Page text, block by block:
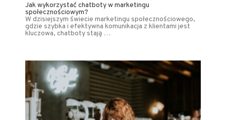
Jak wykorzystać chatboty w marketingu
społecznościowym?
W dzisiejszym świecie marketingu społecznościowego,
gdzie szybka i efektywna komunikacja z klientami jest
kluczowa, chatboty stają …